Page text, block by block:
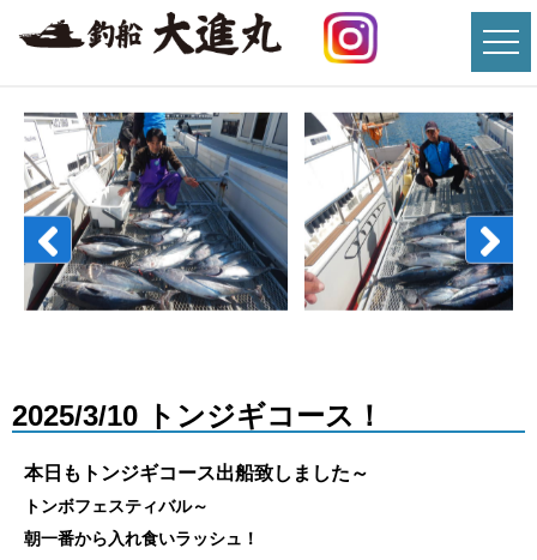
2025/3/10 トンジギコース！
本日もトンジギコース出船致しました～
トンボフェスティバル～
朝一番から入れ食いラッシュ！